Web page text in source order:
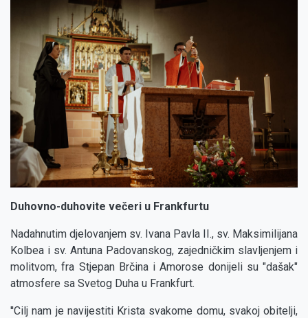
Duhovno-duhovite večeri u Frankfurtu
Nadahnutim djelovanjem sv. Ivana Pavla II., sv. Maksimilijana
Kolbea i sv. Antuna Padovanskog, zajedničkim slavljenjem i
molitvom, fra Stjepan Brčina i Amorose donijeli su "dašak"
atmosfere sa Svetog Duha u Frankfurt.
''Cilj nam je navijestiti Krista svakome domu, svakoj obitelji,